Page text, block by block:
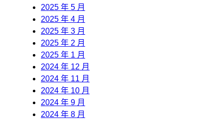
2025 年 5 月
2025 年 4 月
2025 年 3 月
2025 年 2 月
2025 年 1 月
2024 年 12 月
2024 年 11 月
2024 年 10 月
2024 年 9 月
2024 年 8 月